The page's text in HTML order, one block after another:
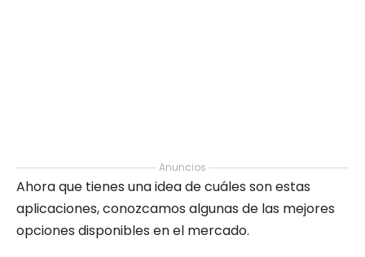
Anuncios
Ahora que tienes una idea de cuáles son estas
aplicaciones, conozcamos algunas de las mejores
opciones disponibles en el mercado.